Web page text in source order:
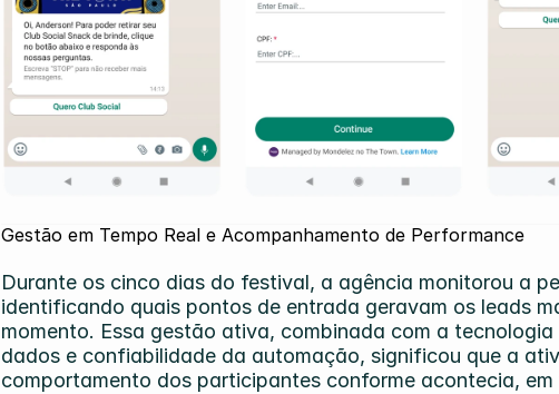
Gestão em Tempo Real e Acompanhamento de Performance
Durante os cinco dias do festival, a agência monitorou a
identificando quais pontos de entrada geravam os leads
momento. Essa gestão ativa, combinada com a
dados e confiabilidade da automação, significou que a
comportamento dos participantes conforme acontecia,